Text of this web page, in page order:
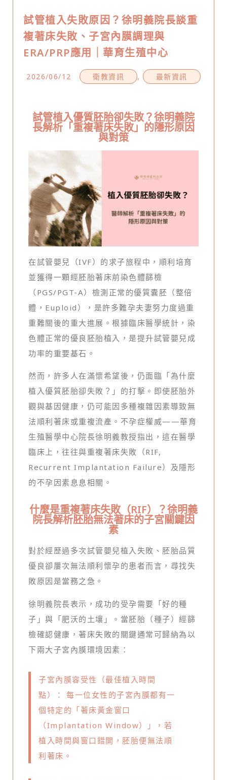
試管植入失敗原因？徐明義院長談重
複著床失敗、子宮內膜調理與
ERA/PRP應用｜華育生殖中心
2026/06/12 衛教資訊 , 最新資訊
試管植入優質胚胎卻失敗？徐明義院
長解析「重複著床失敗」的隱形原因
與對策
在試管嬰兒（IVF）的求子旅程中，順利培育
並獲得一顆經胚胎著床前染色體篩檢
（PGS/PGT-A）檢測正常的優質囊胚（整倍
體，Euploid），是許多難孕夫妻努力度過重
重難關後的重大進展。根據臨床醫學統計，染
色體正常的優良胚胎植入，是提升試管嬰兒成
功率的重要基石。
然而，許多人在滿懷希望後，仍面臨「為什麼
植入優質胚胎卻失敗？」的打擊。即使胚胎外
觀與基因健康，仍可能因多種複雜因素導致無
法順利著床或重複流產。不孕症權威——華育
生殖醫學中心院長徐明義教授指出，這在醫學
臨床上，往往與重複著床失敗（RIF,
Recurrent Implantation Failure）及隱形
的不孕因素息息相關。
什麼是重複著床失敗（RIF）？徐明義
院長解析胚胎無法著床的子宮關鍵因
素
對於經歷過多次試管嬰兒植入失敗、胚胎品質
優良卻屢次無法順利懷孕的患者而言，尋找失
敗原因是當務之急。
徐明義院長表示，成功的受孕需要「好的種
子」與「肥沃的土壤」。當胚胎（種子）經篩
檢確認健康，著床失敗的關鍵通常可歸納為以
下兩大子宮內膜環境因素：
子宮內膜容受性（最佳植入時間
點）： 每一位女性的子宮內膜都有一
個特定的「著床黃金窗口
（Implantation Window）」，若
植入時間與窗口錯開，胚胎便無法順
利著床。